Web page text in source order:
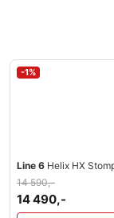
-1%
Line 6 Helix HX
14 590,-
14 490,-